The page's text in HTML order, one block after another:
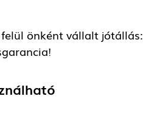
önként vállalt jótállás: